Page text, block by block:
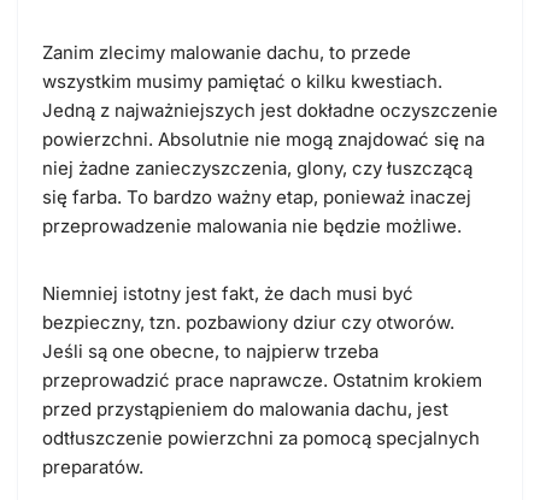
Zanim zlecimy malowanie dachu, to przede
wszystkim musimy pamiętać o kilku kwestiach.
Jedną z najważniejszych jest dokładne oczyszczenie
powierzchni. Absolutnie nie mogą znajdować się na
niej żadne zanieczyszczenia, glony, czy łuszczącą
się farba. To bardzo ważny etap, ponieważ inaczej
przeprowadzenie malowania nie będzie możliwe.
Niemniej istotny jest fakt, że dach musi być
bezpieczny, tzn. pozbawiony dziur czy otworów.
Jeśli są one obecne, to najpierw trzeba
przeprowadzić prace naprawcze. Ostatnim krokiem
przed przystąpieniem do malowania dachu, jest
odtłuszczenie powierzchni za pomocą specjalnych
preparatów.